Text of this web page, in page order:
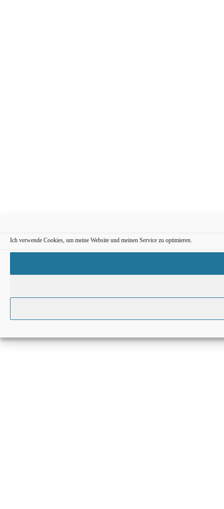
Ich verwende Cookies, um meine Website und meinen Service zu optimieren.